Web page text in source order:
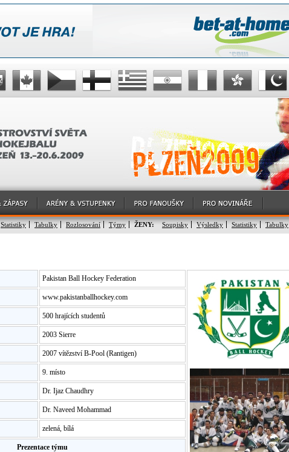
Statistiky Tabulky Rozlosování Týmy ŽENY: Soupisky Výsledky Statistiky Tabulky
Pakistan Ball Hockey Federation
www.pakistanballhockey.com
500 hrajících studentů
2003 Sierre
2007 vítězství B-Pool (Rantigen)
9. místo
Dr. Ijaz Chaudhry
Dr. Naveed Mohammad
zelená, bílá
Prezentace týmu